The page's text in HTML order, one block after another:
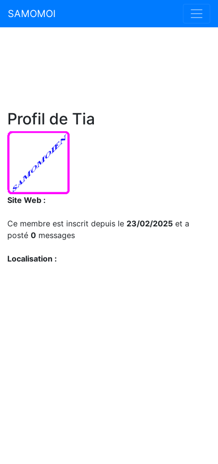
SAMOMOI
Profil de Tia
Site Web :
Ce membre est inscrit depuis le 23/02/2025 et a
posté 0 messages
Localisation :